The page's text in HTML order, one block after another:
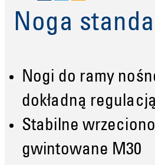
Noga
Nogi do ramy
dokładną
Stabilne wrzeciono
gwintowane M30